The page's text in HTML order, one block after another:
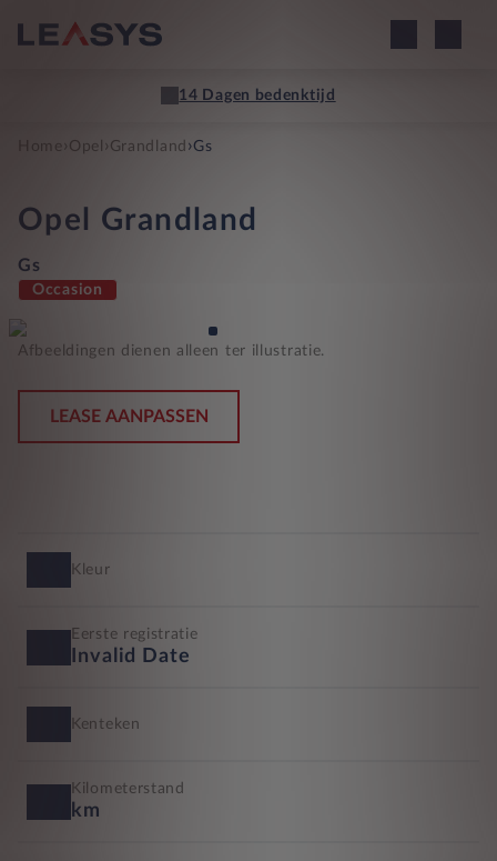
14 Dagen bedenktijd
Home Opel › Grandland ›Gs
Opel Grandland
Gs
Occasion
Afbeeldingen dienen alleen ter illustratie.
LEASE AANPASSEN
Kleur
Eerste registratie
Invalid Date
Kenteken
Kilometerstand
km